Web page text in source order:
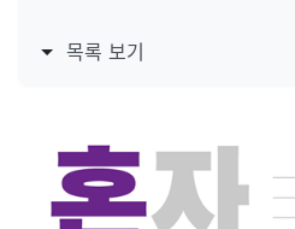
목록 보기